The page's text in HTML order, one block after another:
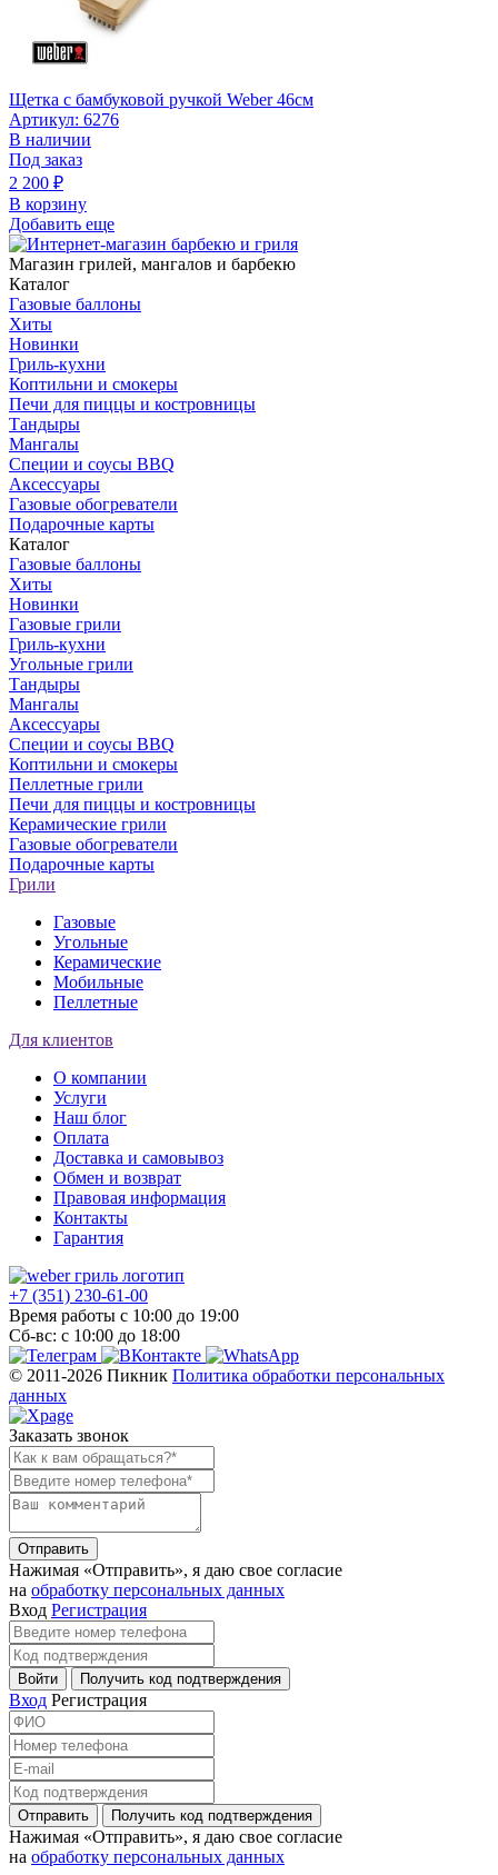
Щетка с бамбуковой ручкой Weber 46см
Артикул: 6276
В наличии
Под заказ
2 200 ₽
В корзину
Добавить еще
Магазин грилей, мангалов и барбекю
Каталог
Газовые баллоны
Хиты
Новинки
Гриль-кухни
Коптильни и смокеры
Печи для пиццы и костровницы
Тандыры
Мангалы
Специи и соусы BBQ
Аксессуары
Газовые обогреватели
Подарочные карты
Каталог
Газовые баллоны
Хиты
Новинки
Газовые грили
Гриль-кухни
Угольные грили
Тандыры
Мангалы
Аксессуары
Специи и соусы BBQ
Коптильни и смокеры
Пеллетные грили
Печи для пиццы и костровницы
Керамические грили
Газовые обогреватели
Подарочные карты
Грили
Газовые
Угольные
Керамические
Мобильные
Пеллетные
Для клиентов
О компании
Услуги
Наш блог
Оплата
Доставка и самовывоз
Обмен и возврат
Правовая информация
Контакты
Гарантия
+7 (351) 230-61-00
Время работы с 10:00 до 19:00
Сб-вс: с 10:00 до 18:00
© 2011-2026 Пикник Политика обработки персональных
данных
Заказать звонок
Отправить
Нажимая «Отправить»‎, я даю свое согласие
на обработку персональных данных
Вход Регистрация
Войти Получить код подтверждения
Вход Регистрация
Отправить Получить код подтверждения
Нажимая «Отправить»‎, я даю свое согласие
на обработку персональных данных